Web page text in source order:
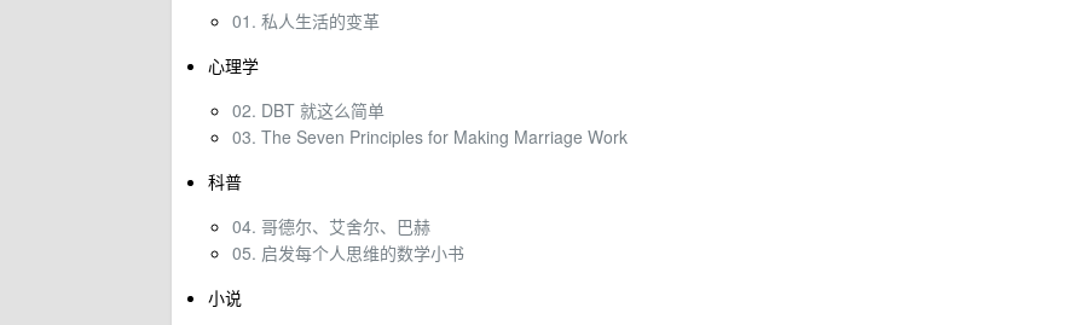
01. 私人生活的变革
心理学
02. DBT 就这么简单
03. The Seven Principles for Making Marriage Work
科普
04. 哥德尔、艾舍尔、巴赫
05. 启发每个人思维的数学小书
小说